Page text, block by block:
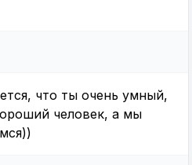
что ты очень умный,
человек, а мы